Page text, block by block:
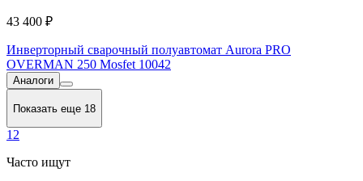
43 400 ₽
Инверторный сварочный полуавтомат Aurora PRO
OVERMAN 250 Mosfet 10042
Аналоги
Показать еще 18
1 2
Часто ищут